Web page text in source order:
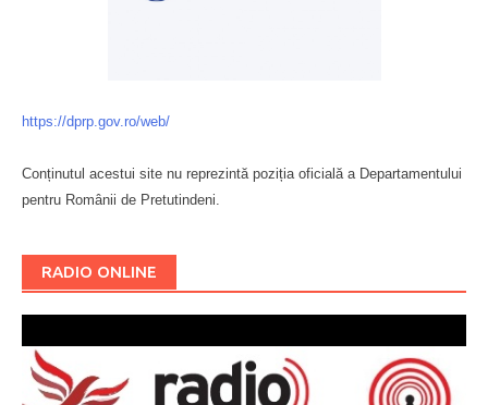
https://dprp.gov.ro/web/
Conținutul acestui site nu reprezintă poziția oficială a Departamentului
pentru Românii de Pretutindeni.
RADIO ONLINE